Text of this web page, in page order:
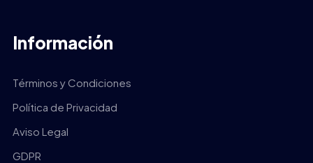
Información
Términos y Condiciones
Política de Privacidad
Aviso Legal
GDPR